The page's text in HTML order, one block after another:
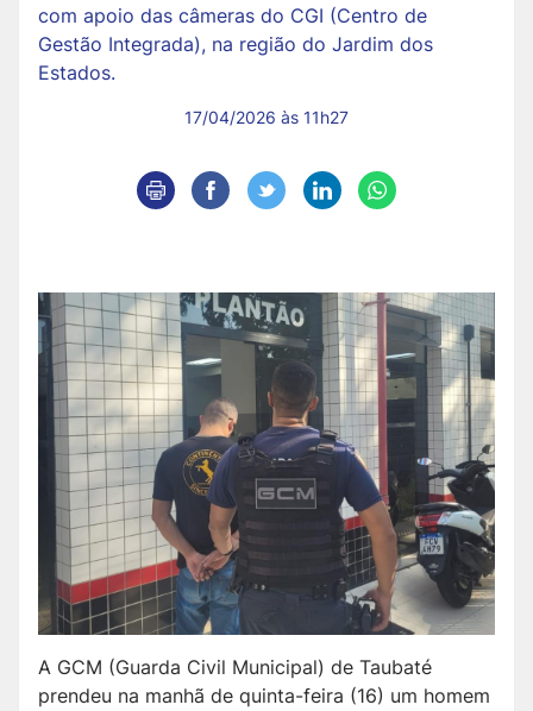
com apoio das câmeras do CGI (Centro de
Gestão Integrada), na região do Jardim dos
Estados.
17/04/2026 às 11h27
A GCM (Guarda Civil Municipal) de Taubaté
prendeu na manhã de quinta-feira (16) um homem